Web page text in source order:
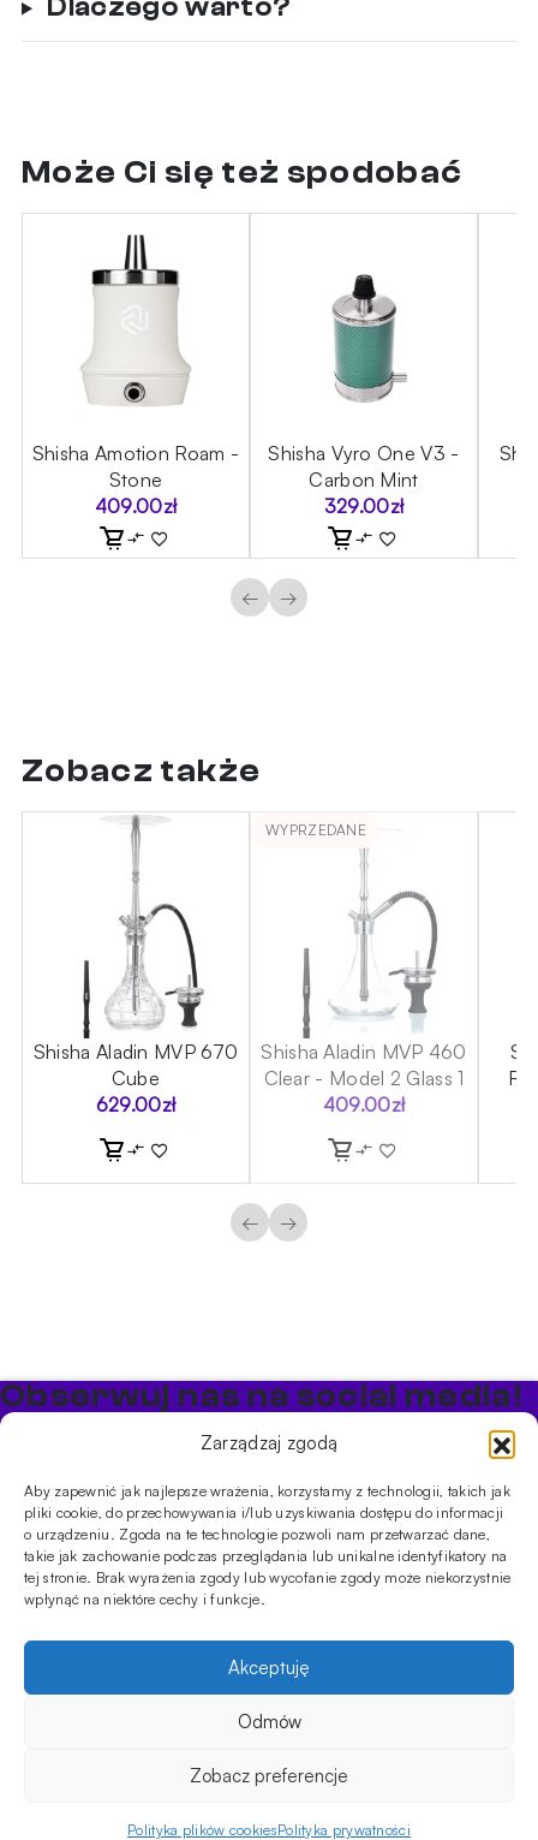
Zarządzaj zgodą
Aby zapewnić jak najlepsze wrażenia, korzystamy z technologii, takich jak
pliki cookie, do przechowywania i/lub uzyskiwania dostępu do informacji
o urządzeniu. Zgoda na te technologie pozwoli nam przetwarzać dane,
takie jak zachowanie podczas przeglądania lub unikalne identyfikatory na
tej stronie. Brak wyrażenia zgody lub wycofanie zgody może niekorzystnie
wpłynąć na niektóre cechy i funkcje.
Akceptuję
Odmów
Zobacz preferencje
Polityka plików cookiesPolityka prywatności
Dlaczego warto?
Może Ci się też spodobać
Shisha Amotion Roam -
Stone
409.00zł
Shisha Vyro One V3 -
Carbon Mint
329.00zł
← →
Zobacz także
Shisha Aladin MVP 670
Cube
629.00zł
WYPRZEDANE
Shisha Aladin MVP 460
Clear - Model 2 Glass 1
409.00zł
← →
Sklep Moje konto
Obserwuj nas na social media!
Bądź na bieżąco z promocjami i nowościami w sklepie
PRODUKTY
ShisheCybuchyTytonie Rozpalanie
INFORMACJE
prywatności
Usługi
Szkolenia
03-301 Warszawa, Polska